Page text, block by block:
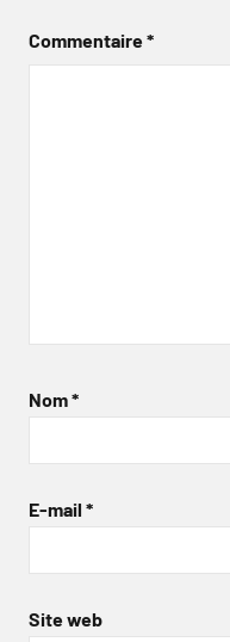
Commentaire*
Nom*
E-mail *
Site web